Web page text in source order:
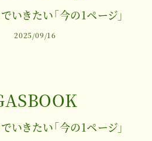
いきたい「今の1ページ」
2025/09/16
いきたい「今の1ページ」